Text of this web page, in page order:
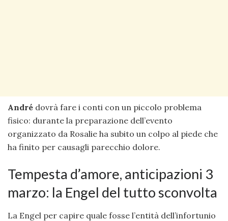
André dovrà fare i conti con un piccolo problema
fisico: durante la preparazione dell’evento
organizzato da Rosalie ha subito un colpo al piede che
ha finito per causagli parecchio dolore.
Tempesta d’amore, anticipazioni 3
marzo: la Engel del tutto sconvolta
La Engel per capire quale fosse l’entità dell’infortunio